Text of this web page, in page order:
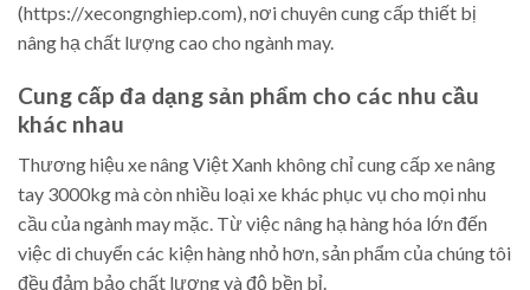
(https://xecongnghiep.com), nơi chuyên cung cấp thiết bị
nâng hạ chất lượng cao cho ngành may.
Cung cấp đa dạng sản phẩm cho các nhu cầu
khác nhau
Thương hiệu xe nâng Việt Xanh không chỉ cung cấp xe nâng
tay 3000kg mà còn nhiều loại xe khác phục vụ cho mọi nhu
cầu của ngành may mặc. Từ việc nâng hạ hàng hóa lớn đến
việc di chuyển các kiện hàng nhỏ hơn, sản phẩm của chúng tôi
đều đảm bảo chất lượng và độ bền bỉ.